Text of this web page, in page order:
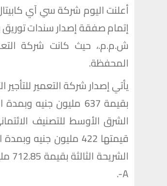
ش.م.م.، حيث كانت شركة
المحفظة.
يأتي إصدار شركة التعمير
الشرق الأوسط للتصنيف
A-.